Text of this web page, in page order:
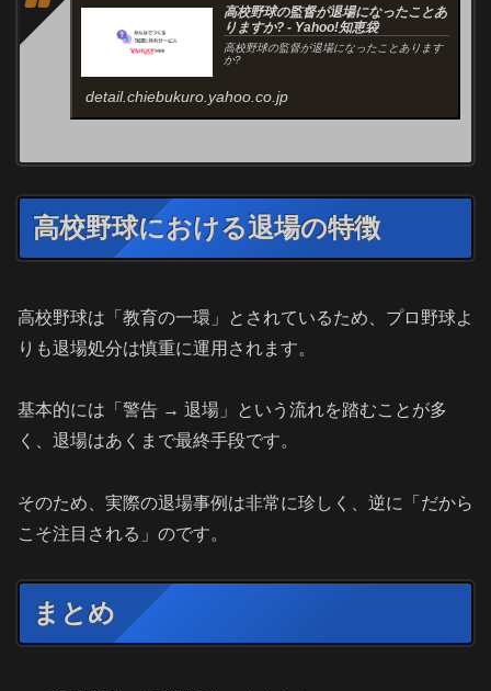
高校野球の監督が退場になったことあ
りますか? - Yahoo!知恵袋
高校野球の監督が退場になったことあります
か?
detail.chiebukuro.yahoo.co.jp
高校野球における退場の特徴
高校野球は「教育の一環」とされているため、プロ野球よ
りも退場処分は慎重に運用されます。
基本的には「警告 → 退場」という流れを踏むことが多
く、退場はあくまで最終手段です。
そのため、実際の退場事例は非常に珍しく、逆に「だから
こそ注目される」のです。
まとめ